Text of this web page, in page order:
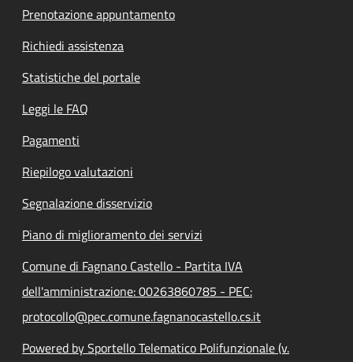
Prenotazione appuntamento
Richiedi assistenza
Statistiche del portale
Leggi le FAQ
Pagamenti
Riepilogo valutazioni
Segnalazione disservizio
Piano di miglioramento dei servizi
Comune di Fagnano Castello - Partita IVA
dell'amministrazione: 00263860785 - PEC:
protocollo@pec.comune.fagnanocastello.cs.it
Powered by Sportello Telematico Polifunzionale (v.